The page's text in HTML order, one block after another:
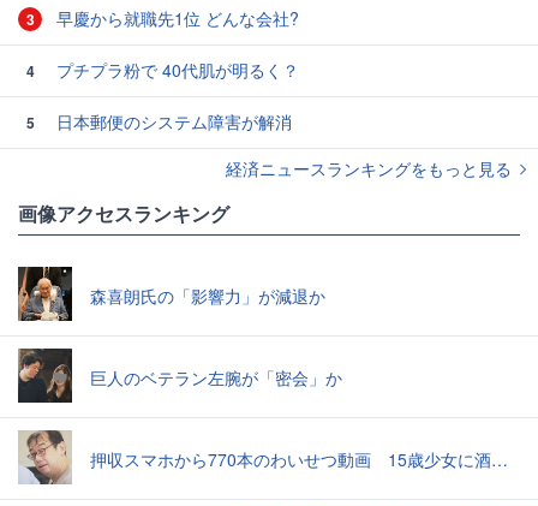
3 早慶から就職先1位 どんな会社?
4 プチプラ粉で 40代肌が明るく？
5
日本郵便のシステム障害が解消
経済ニュースランキングをもっと見る
画像アクセスランキング
森喜朗氏の「影響力」が減退か
巨人のベテラン左腕が「密会」か
押収スマホから770本のわいせつ動画 15歳少女に酒と薬飲ませ性的暴行か 54歳男を再逮捕 「薬もありますよ」とSNSで誘い出し